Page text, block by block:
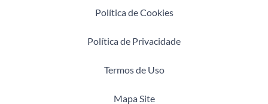
Política de Cookies
Política de Privacidade
Termos de Uso
Mapa Site